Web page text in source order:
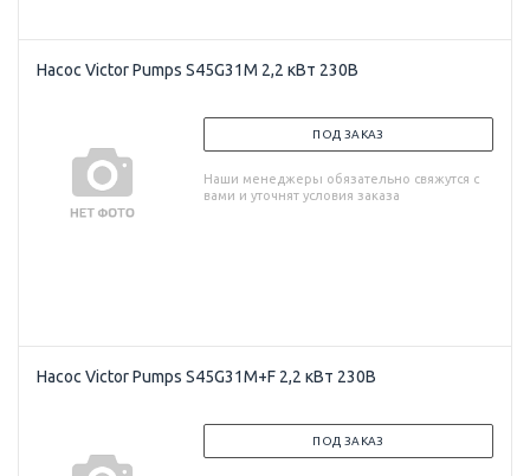
Насос Victor Pumps S45G31M 2,2 кВт 230В
ПОД ЗАКАЗ
Наши менеджеры обязательно свяжутся с
вами и уточнят условия заказа
Насос Victor Pumps S45G31M+F 2,2 кВт 230В
ПОД ЗАКАЗ